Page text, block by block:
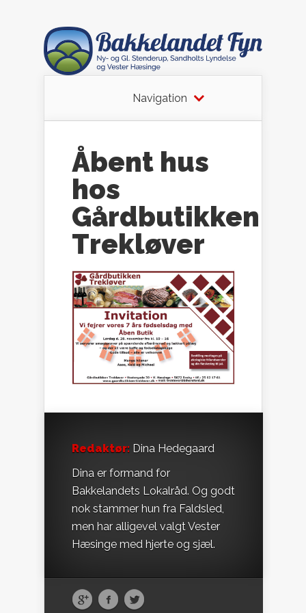
Navigation
Åbent hus
hos
Gårdbutikken
Trekløver
Redaktør: Dina Hedegaard
Dina er formand for
Bakkelandets Lokalråd. Og godt
nok stammer hun fra Faldsled,
men har alligevel valgt Vester
Hæsinge med hjerte og sjæl.